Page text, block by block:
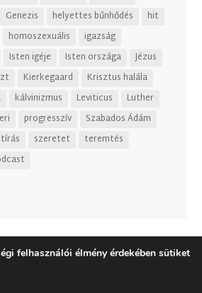
Genezis helyettes bűnhődés
hit
homoszexuális
igazság
Isten igéje Isten országa
Jézus
Kierkegaard
Krisztus halála
kálvinizmus Leviticus
Luther
progresszív
Szabados Ádám
szeretet
teremtés
felhasználói élmény érdekében sütiket